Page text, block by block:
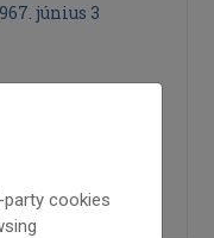
június 3
cookies